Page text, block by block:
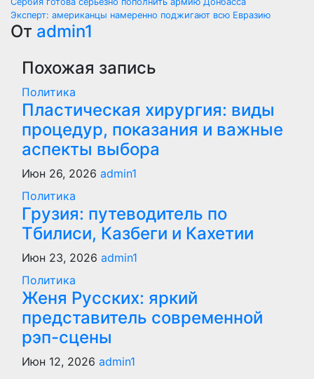
Навигация
по
записям
Эксперт: американцы намеренно поджигают всю Евразию
От admin1
Похожая запись
Политика
Пластическая хирургия: виды
процедур, показания и важные
аспекты выбора
Июн 26, 2026 admin1
Политика
Грузия: путеводитель по
Тбилиси, Казбеги и Кахетии
Июн 23, 2026 admin1
Политика
Женя Русских: яркий
представитель современной
рэп-сцены
Июн 12, 2026 admin1